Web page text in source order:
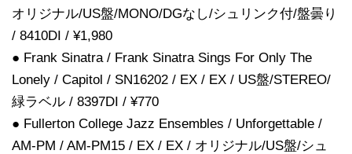
オリジナル/US盤/MONO/DGなし/シュリンク付/盤曇り
/ 8410DI / ¥1,980
● Frank Sinatra / Frank Sinatra Sings For Only The
Lonely / Capitol / SN16202 / EX / EX / US盤/STEREO/
緑ラベル / 8397DI / ¥770
● Fullerton College Jazz Ensembles / Unforgettable /
AM-PM / AM-PM15 / EX / EX / オリジナル/US盤/シュ